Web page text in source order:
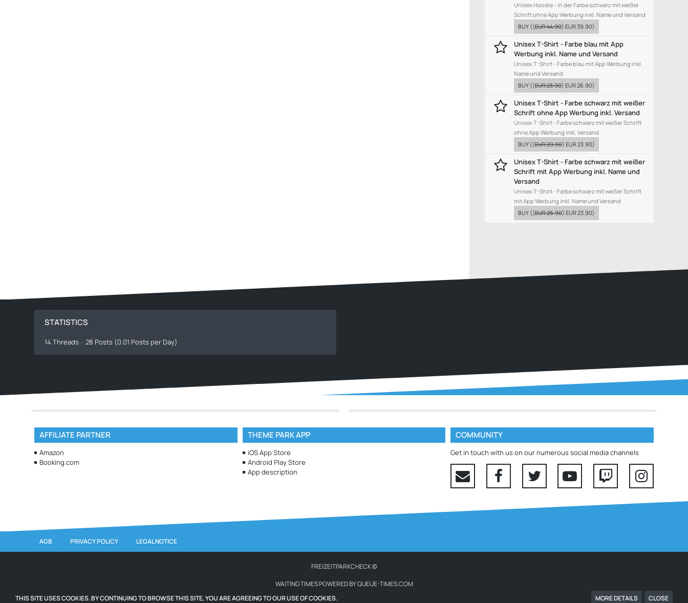
Unisex Hoodie - in der Farbe schwarz mit weißer
Schrift ohne App Werbung inkl. Name und Versand
BUY ((EUR 44.90) EUR 39.90)
Unisex T-Shirt - Farbe blau mit App
Werbung inkl. Name und Versand
Unisex T-Shirt - Farbe blau mit App Werbung inkl.
Name und Versand
BUY ((EUR 23.90) EUR 26.90)
Unisex T-Shirt - Farbe schwarz mit weißer
Schrift ohne App Werbung inkl. Versand
Unisex T-Shirt - Farbe schwarz mit weißer Schrift
ohne App Werbung inkl. Versand
BUY ((EUR 29.90) EUR 23.90)
Unisex T-Shirt - Farbe schwarz mit weißer
Schrift mit App Werbung inkl. Name und
Versand
Unisex T-Shirt - Farbe schwarz mit weißer Schrift
mit App Werbung inkl. Name und Versand
BUY ((EUR 26.90) EUR 23.90)
STATISTICS
14 Threads 28 Posts (0.01 Posts per Day)
AFFILIATE PARTNER
Amazon
Booking.com
THEME PARK APP
iOS App Store
Android Play Store
App description
COMMUNITY
Get in touch with us on our numerous social media channels
AGB PRIVACY POLICY LEGAL NOTICE
FREIZEITPARKCHECK ©
WAITING TIMES POWERED BY QUEUE-TIMES.COM
THIS SITE USES COOKIES. BY CONTINUING TO BROWSE THIS SITE, YOU ARE AGREEING TO OUR USE OF COOKIES. MORE DETAILS CLOSE